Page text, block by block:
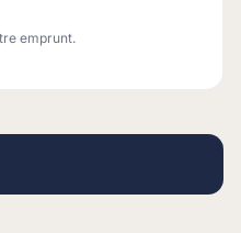
emprunt.